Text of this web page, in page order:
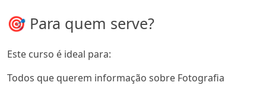
🎯 Para quem serve?
Este curso é ideal para:
Todos que querem informação sobre Fotografia